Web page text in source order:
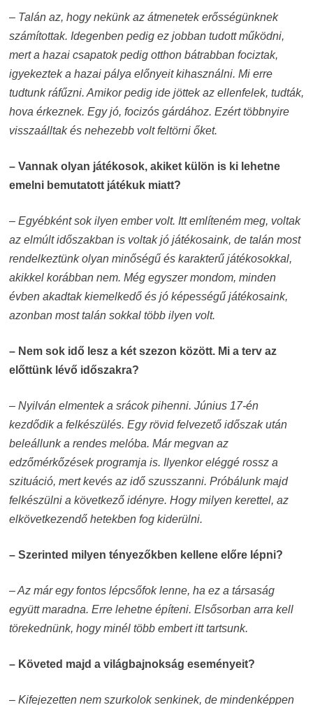
– Talán az, hogy nekünk az átmenetek erősségünknek
számítottak. Idegenben pedig ez jobban tudott működni,
mert a hazai csapatok pedig otthon bátrabban fociztak,
igyekeztek a hazai pálya előnyeit kihasználni. Mi erre
tudtunk ráfűzni. Amikor pedig ide jöttek az ellenfelek, tudták,
hova érkeznek. Egy jó, focizós gárdához. Ezért többnyire
visszaálltak és nehezebb volt feltörni őket.
– Vannak olyan játékosok, akiket külön is ki lehetne
emelni bemutatott játékuk miatt?
– Egyébként sok ilyen ember volt. Itt említeném meg, voltak
az elmúlt időszakban is voltak jó játékosaink, de talán most
rendelkeztünk olyan minőségű és karakterű játékosokkal,
akikkel korábban nem. Még egyszer mondom, minden
évben akadtak kiemelkedő és jó képességű játékosaink,
azonban most talán sokkal több ilyen volt.
– Nem sok idő lesz a két szezon között. Mi a terv az
előttünk lévő időszakra?
– Nyilván elmentek a srácok pihenni. Június 17-én
kezdődik a felkészülés. Egy rövid felvezető időszak után
beleállunk a rendes melóba. Már megvan az
edzőmérkőzések programja is. Ilyenkor eléggé rossz a
szituáció, mert kevés az idő szusszanni. Próbálunk majd
felkészülni a következő idényre. Hogy milyen kerettel, az
elkövetkezendő hetekben fog kiderülni.
– Szerinted milyen tényezőkben kellene előre lépni?
– Az már egy fontos lépcsőfok lenne, ha ez a társaság
együtt maradna. Erre lehetne építeni. Elsősorban arra kell
törekednünk, hogy minél több embert itt tartsunk.
– Követed majd a világbajnokság eseményeit?
– Kifejezetten nem szurkolok senkinek, de mindenképpen